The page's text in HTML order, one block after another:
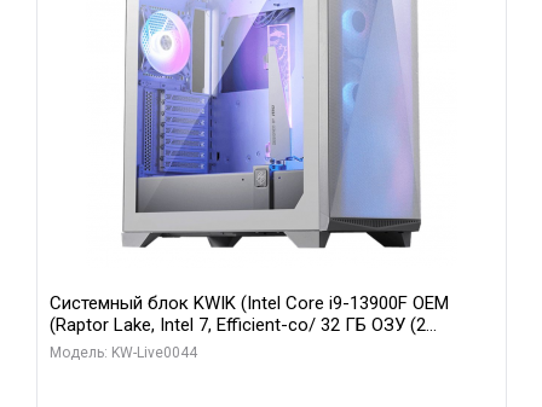
Системный блок KWIK (Intel Core i9-13900F OEM
(Raptor Lake, Intel 7, Efficient-co/ 32 ГБ ОЗУ (2
модуля)/ Gigabyte RTX5070Ti AERO OC 16GB GDDR7
Модель: KW-Live0044